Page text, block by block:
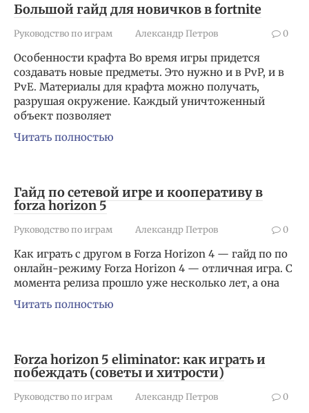
Большой гайд для новичков в fortnite
Руководство по играм Александр Петров 0
Особенности крафта Во время игры придется
создавать новые предметы. Это нужно и в PvP, и в
PvE. Материалы для крафта можно получать,
разрушая окружение. Каждый уничтоженный
объект позволяет
Читать полностью
Гайд по сетевой игре и кооперативу в
forza horizon 5
Руководство по играм Александр Петров 0
Как играть с другом в Forza Horizon 4 — гайд по по
онлайн-режиму Forza Horizon 4 — отличная игра. С
момента релиза прошло уже несколько лет, а она
Читать полностью
Forza horizon 5 eliminator: как играть и
побеждать (советы и хитрости)
Руководство по играм Александр Петров 0